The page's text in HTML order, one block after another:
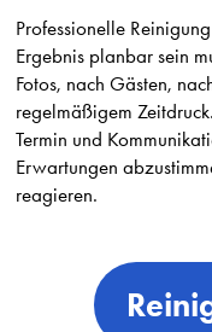
Professionelle
Ergebnis planbar sein
Fotos, nach Gästen,
regelmäßigem
Termin und
Erwartungen
reagieren.